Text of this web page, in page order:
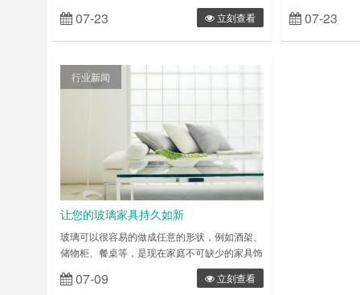
饰建筑、家居家具、广告展示、工艺礼品、建材
卫浴、游艇泊船、体育用材、环卫工程等等相关
十多个行业中广泛应用，并深受赞誉，成为材料
同于传统材料制品，在性能、用途、寿命属性上
大大优于传统制品。其易造型、可定制、色彩随
意调配的特点，深受商家和……
07-23 立刻查看
筑、家居家具
浴、游艇泊船
行业中广泛应
07-23
行业新闻
让您的玻璃家具持久如新
玻璃可以很容易的做成任意的形状，例如酒架、
储物柜、餐桌等，是现在家庭不可缺少的家具饰
品。 玻璃家具可以透明度可以抵消小空间中幽
闭恐怖的感觉。 透明的玻璃可以使家具看起来
07-09 立刻查看